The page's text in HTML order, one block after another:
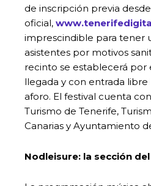
de inscripción previa
oficial,
imprescindible para tener
asistentes por motivos
recinto se establecerá por
llegada y con entrada
aforo. El festival cuenta
Turismo de Tenerife,
Canarias y Ayuntamiento
Nodleisure: la sección